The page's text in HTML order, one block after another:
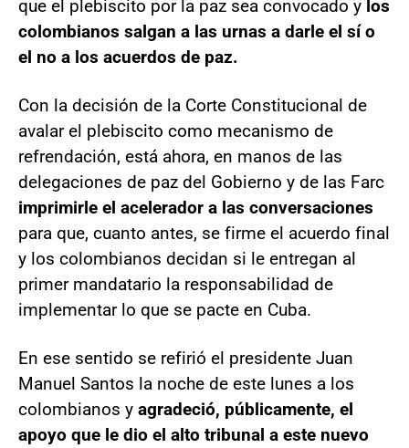
que el plebiscito por la paz sea convocado y los
colombianos salgan a las urnas a darle el sí o
el no a los acuerdos de paz.
Con la decisión de la Corte Constitucional de
avalar el plebiscito como mecanismo de
refrendación, está ahora, en manos de las
delegaciones de paz del Gobierno y de las Farc
imprimirle el acelerador a las conversaciones
para que, cuanto antes, se firme el acuerdo final
y los colombianos decidan si le entregan al
primer mandatario la responsabilidad de
implementar lo que se pacte en Cuba.
En ese sentido se refirió el presidente Juan
Manuel Santos la noche de este lunes a los
colombianos y agradeció, públicamente, el
apoyo que le dio el alto tribunal a este nuevo